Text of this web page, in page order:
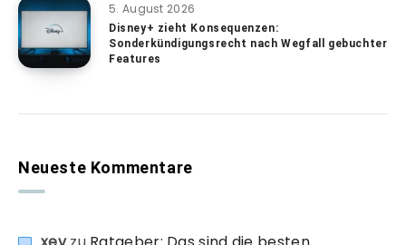
5. August 2026
Disney+ zieht Konsequenzen:
Sonderkündigungsrecht nach Wegfall gebuchter
Features
Neueste Kommentare